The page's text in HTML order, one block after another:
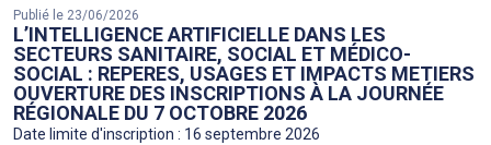
Publié le 23/06/2026
L’INTELLIGENCE ARTIFICIELLE DANS LES
SECTEURS SANITAIRE, SOCIAL ET MÉDICO-
SOCIAL : REPERES, USAGES ET IMPACTS METIERS
OUVERTURE DES INSCRIPTIONS À LA JOURNÉE
RÉGIONALE DU 7 OCTOBRE 2026
Date limite d'inscription : 16 septembre 2026